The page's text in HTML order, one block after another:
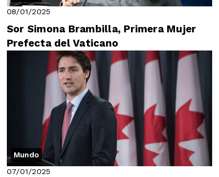
08/01/2025
Sor Simona Brambilla, Primera Mujer
Prefecta del Vaticano
Mundo
07/01/2025